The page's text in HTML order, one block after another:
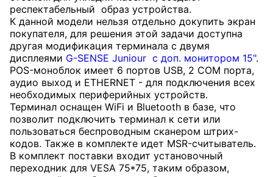
респектабельный образ устройства.
К данной модели нельзя отдельно докупить экран
покупателя, для решения этой задачи доступна
другая модификация терминала с двумя
дисплеями G-SENSE Juniour с доп. монитором 15".
POS-моноблок имеет 6 портов USB, 2 COM порта,
аудио выход и ETHERNET - для подключения всех
необходимых периферийных устройств.
Терминал оснащен WiFi и Bluetooth в базе, что
позволит подключить терминал к сети или
пользоваться беспроводным сканером штрих-
кодов. Также в комплекте идет MSR-считыватель.
В комплект поставки входит установочный
переходник для VESA 75*75, таким образом,